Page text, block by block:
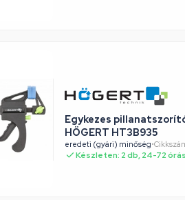
Egykezes
HÖGERT HT3B935
eredeti (gyári) minőség•
Készleten: 2 db, 24-72